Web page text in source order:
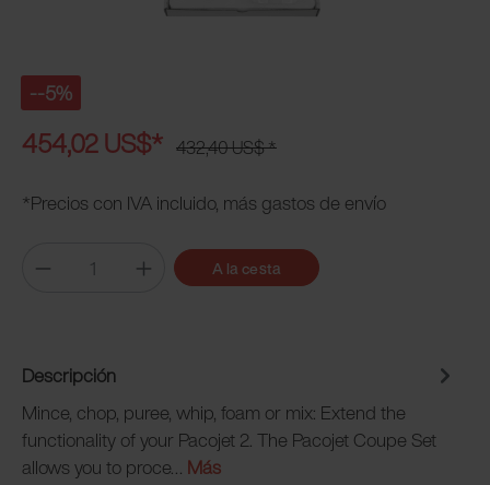
--5%
454,02 US$* 432,40 US$ *
*Precios con IVA incluido, más gastos de envío
A la cesta
Descripción
Mince, chop, puree, whip, foam or mix: Extend the
functionality of your Pacojet 2. The Pacojet Coupe Set
allows you to proce… Más